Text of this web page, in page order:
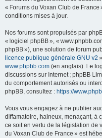
« Forums du Voxan Club de
conditions mises à jour.
Nos forums sont propulsés par
« logiciel phpBB », «
phpBB »), une solution de forum
licence publique générale GNU v2
www.phpbb.com (en anglais). Le
discussions sur Internet ; phpBB
du comportement autorisés ou
phpBB, consultez : https://
Vous vous engagez à ne publier
diffamatoire, haineux, menaçant, à
ce soit en vertu de la législation de
du Voxan Club de France » est